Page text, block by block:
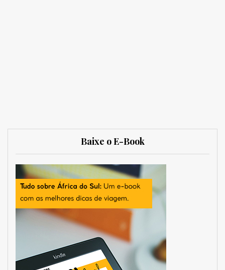
Baixe o E-Book